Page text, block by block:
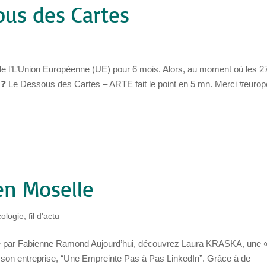
des Cartes
Européenne (UE) pour 6 mois. Alors, au moment où les
Le Dessous des Cartes – ARTE fait le point en 5 mn. Merci
Moselle
,fil d'actu
Fabienne Ramond Aujourd’hui, découvrez Laura KRASKA, une
entreprise, “Une Empreinte Pas à Pas LinkedIn”. Grâce à de